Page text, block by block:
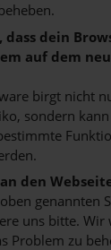
dass dein
auf dem
birgt nicht
sondern
den
genannten
uns bitte. Wir
Problem zu